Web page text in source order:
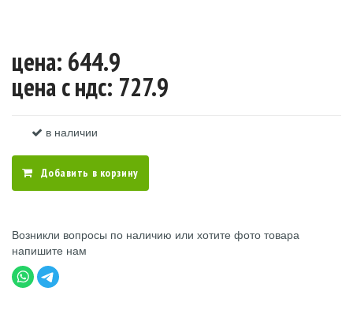
цена: 644.9
цена c ндс: 727.9
в наличии
Добавить в корзину
Возникли вопросы по наличию или хотите фото товара
напишите нам